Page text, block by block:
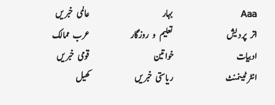
Aaa
اتر پردیش
ادبیات
انٹرٹینمنٹ
بہار
تعلیم و روزگار
خواتین
ریاستی خبریں
عالمی خبریں
عرب ممالک
قومی خبریں
کھیل